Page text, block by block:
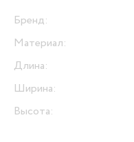
Бренд:
Материал:
Длина:
Ширина:
Высота: